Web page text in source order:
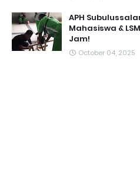
APH
Mahasiswa &
Jam!
October 04, 2025